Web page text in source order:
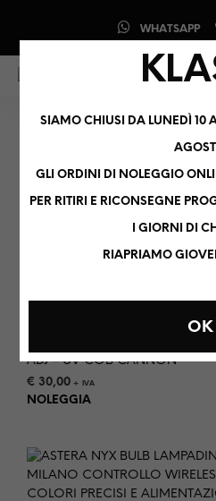
WHATSAPP
0 0
ADJ – UV COB CANNON
€ 30,00 + IVA
NOLEGGIA
SIAMO CHIUSI DA LUNEDÌ 10
GLI ORDINI DI NOLEGGIO
PER RITIRI E RICONSEGNE
I GIORNI DI
RIAPRIAMO
OK